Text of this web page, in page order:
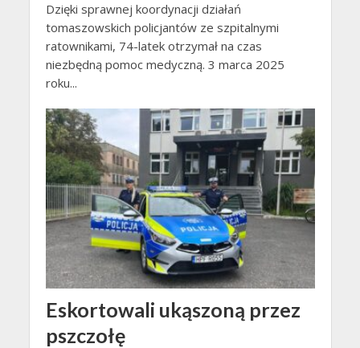
Dzięki sprawnej koordynacji działań
tomaszowskich policjantów ze szpitalnymi
ratownikami, 74-latek otrzymał na czas
niezbędną pomoc medyczną. 3 marca 2025
roku...
Eskortowali ukąszoną przez
pszczołę